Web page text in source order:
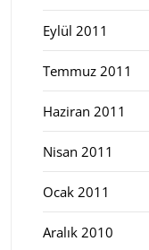
Eylül 2011
Temmuz 2011
Haziran 2011
Nisan 2011
Ocak 2011
Aralık 2010